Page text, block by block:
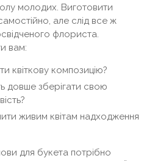
молодих. Виготовити
але слід все ж
флориста.
вам:
квіткову композицію?
довше зберігати свою
живим квітам надходження
для букета потрібно